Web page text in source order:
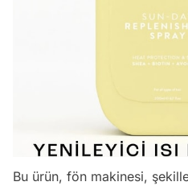
Bu ürün, fön makinesi,